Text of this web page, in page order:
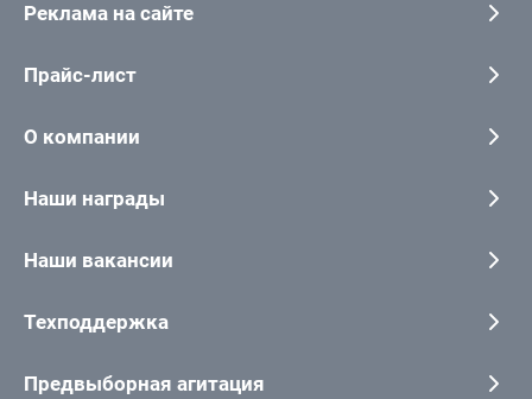
Реклама на сайте
Прайс-лист
О компании
Наши награды
Наши вакансии
Техподдержка
Предвыборная агитация